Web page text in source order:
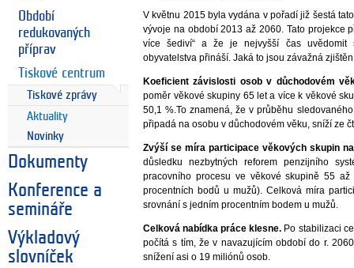
Období
redukovaných
příprav
Tiskové centrum
Tiskové zprávy
Aktuality
Novinky
Dokumenty
Konference a
semináře
Výkladový
slovníček
V květnu 2015 byla vydána v pořadí již šestá
vývoje na období 2013 až 2060. Tato projekce
více šediví“ a že je nejvyšší čas uvědomit
obyvatelstva přináší. Jaká to jsou závažná
Koeficient závislosti osob v důchodovém
poměr věkové skupiny 65 let a více k věkové
50,1 %.To znamená, že v průběhu
připadá na osobu v důchodovém věku, sníží ze
Zvýší se míra participace věkových skupin
důsledku nezbytných reforem penzijního
pracovního procesu ve věkové skupině 55
procentních bodů u mužů). Celková míra
srovnání s jedním procentním bodem u mužů.
Celková nabídka práce klesne. Po stabilizaci
počítá s tím, že v navazujícím období do r.
snížení asi o 19 miliónů osob.